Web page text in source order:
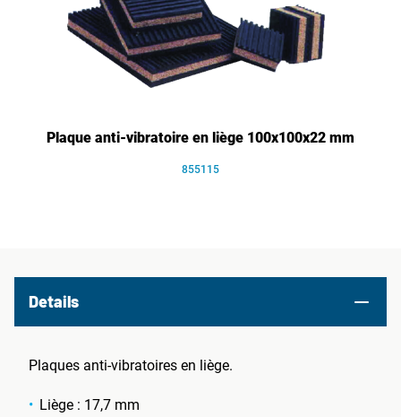
Plaque anti-vibratoire en liège 100x100x22 mm
855115
Details
Plaques anti-vibratoires en liège.
Liège : 17,7 mm